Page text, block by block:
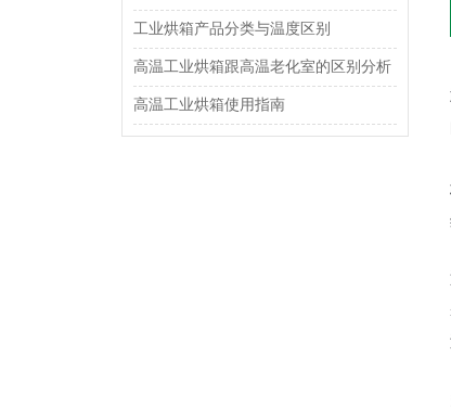
工业烘箱产品分类与温度区别
高温工业烘箱跟高温老化室的区别分析
高温工业烘箱使用指南